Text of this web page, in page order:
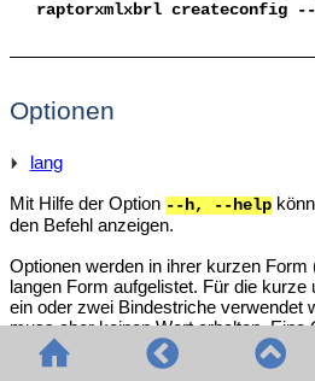
raptorxmlxbrl createconfig --
Optionen
lang
Mit Hilfe der Option --h, --help
den Befehl anzeigen.
Optionen werden in ihrer kurzen Form
langen Form aufgelistet. Für die kurze
ein oder zwei Bindestriche verwendet
muss aber keinen Wert erhalten. Eine
erhält, wird folgendermaßen
können außer in zwei Fällen ohne